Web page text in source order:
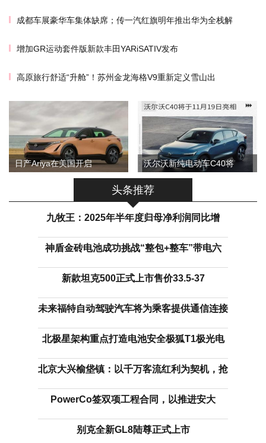
成都车展豪华车集体缺席；传一汽红旗明年推出华为全栈解
增加GR运动套件版新款丰田YARiSATIV发布
高原旅行舒适“升舱”！苏州金龙海格V9重新定义雪山出
日产Ariya在美国开启 沃尔沃新纯电动车C40将
头条推荐
九牧王：2025年半年度归母净利润同比增
神盾金砖电池成功挑战“整包+整车”带电六
新款坦克500正式上市售价33.5-37
未来福特自动驾驶汽车将为乘客提供通信连接
北极星架构重点打造电池安全极狐T1极光电
北京大兴榆垡镇：以千万客流红利为契机，抢
PowerCo签双项工程合同，以推进安大
别克全新GL8陆尊正式上市